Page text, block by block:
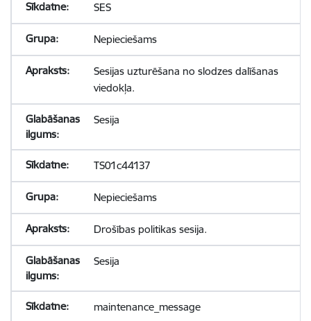
SES
Nepieciešams
Sesijas uzturēšana no slodzes dalīšanas
viedokļa.
Sesija
TS01c44137
Nepieciešams
Drošības politikas sesija.
Sesija
maintenance_message